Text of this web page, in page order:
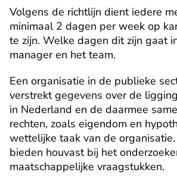
Volgens de richtlijn dient iedere
minimaal 2 dagen per week op
te zijn. Welke dagen dit zijn gaat
manager en het team.
Een organisatie in de publieke
verstrekt gegevens over de
in Nederland en de daarmee
rechten, zoals eigendom en
wettelijke taak van de
bieden houvast bij het
maatschappelijke vraagstukken.